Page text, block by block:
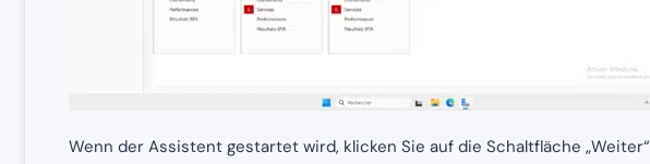
Wenn der Assistent gestartet wird, klicken Sie auf die Schaltfläche „Weiter“